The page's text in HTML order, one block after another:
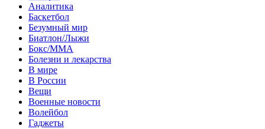
Аналитика
Баскетбол
Безумный мир
Биатлон/Лыжи
Бокс/MMA
Болезни и лекарства
В мире
В России
Вещи
Военные новости
Волейбол
Гаджеты